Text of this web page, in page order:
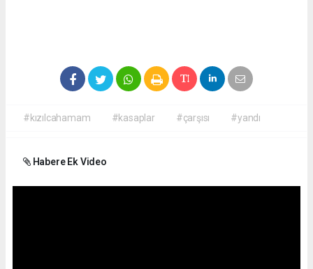
#kızılcahamam #kasaplar #çarşısı #yandı
Habere Ek Video